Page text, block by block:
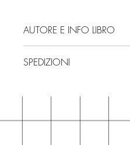
AUTORE E INFO LIBRO
Editore: Rizzoli
Edizione: 2025
SPEDIZIONI
3/4 giorni, secondo